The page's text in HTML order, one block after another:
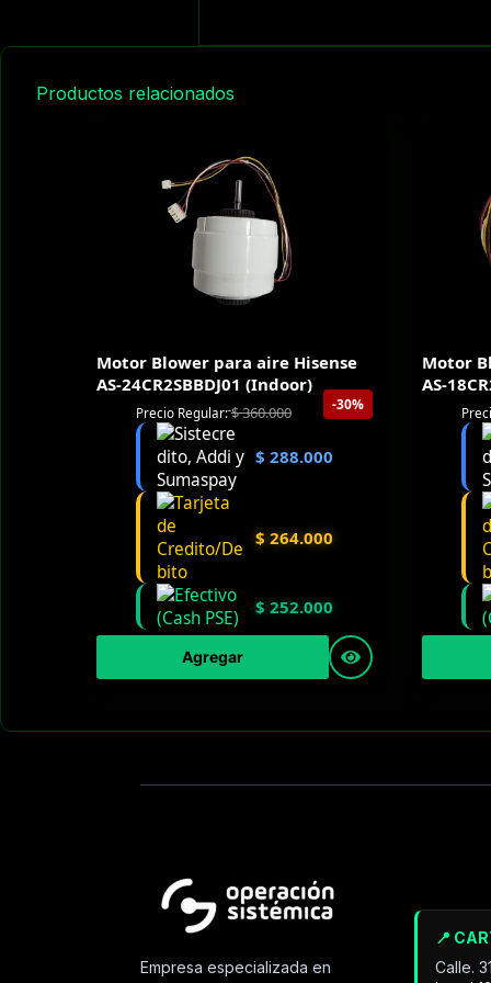
Productos relacionados
Motor Blower para aire Hisense
AS-24CR2SBBDJ01 (Indoor)
-30%
Precio Regular:$360.000
$ 288.000
$ 264.000
$ 252.000
Agregar
Motor
AS-
Empresa especializada en
📍
Calle.